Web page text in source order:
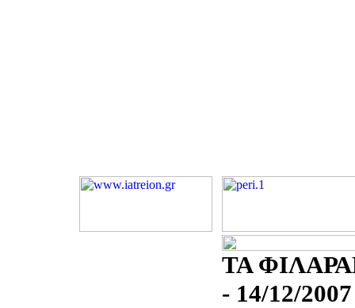
ΤΑ
- 14/12/2007